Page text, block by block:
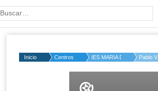
Palabra o frase:
Inicio Centros IES MARIA DE MOLINAPablo V.
50%